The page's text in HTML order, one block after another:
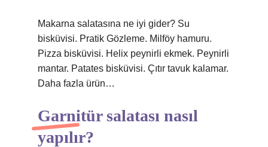
Makarna salatasına ne iyi gider? Su
bisküvisi. Pratik Gözleme. Milföy hamuru.
Pizza bisküvisi. Helix peynirli ekmek. Peynirli
mantar. Patates bisküvisi. Çıtır tavuk kalamar.
Daha fazla ürün…
Garnitür salatası nasıl
yapılır?